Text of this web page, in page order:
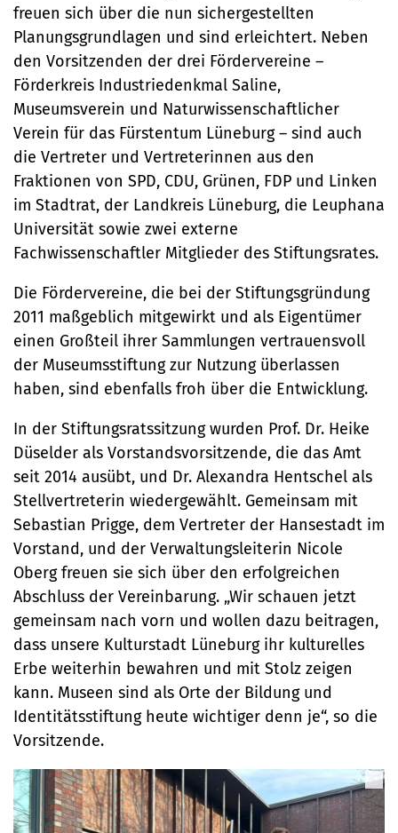
freuen sich über die nun sichergestellten
Planungsgrundlagen und sind erleichtert. Neben
den Vorsitzenden der drei Fördervereine –
Förderkreis Industriedenkmal Saline,
Museumsverein und Naturwissenschaftlicher
Verein für das Fürstentum Lüneburg – sind auch
die Vertreter und Vertreterinnen aus den
Fraktionen von SPD, CDU, Grünen, FDP und Linken
im Stadtrat, der Landkreis Lüneburg, die Leuphana
Universität sowie zwei externe
Fachwissenschaftler Mitglieder des Stiftungsrates.
Die Fördervereine, die bei der Stiftungsgründung
2011 maßgeblich mitgewirkt und als Eigentümer
einen Großteil ihrer Sammlungen vertrauensvoll
der Museumsstiftung zur Nutzung überlassen
haben, sind ebenfalls froh über die Entwicklung.
In der Stiftungsratssitzung wurden Prof. Dr. Heike
Düselder als Vorstandsvorsitzende, die das Amt
seit 2014 ausübt, und Dr. Alexandra Hentschel als
Stellvertreterin wiedergewählt. Gemeinsam mit
Sebastian Prigge, dem Vertreter der Hansestadt im
Vorstand, und der Verwaltungsleiterin Nicole
Oberg freuen sie sich über den erfolgreichen
Abschluss der Vereinbarung. „Wir schauen jetzt
gemeinsam nach vorn und wollen dazu beitragen,
dass unsere Kulturstadt Lüneburg ihr kulturelles
Erbe weiterhin bewahren und mit Stolz zeigen
kann. Museen sind als Orte der Bildung und
Identitätsstiftung heute wichtiger denn je“, so die
Vorsitzende.